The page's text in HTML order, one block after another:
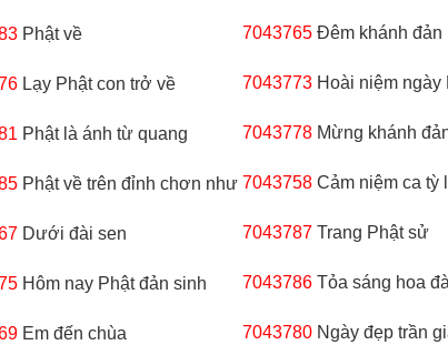
Phật về 7043765Đêm khánh đản
Lạy Phật con trở về 7043773Hoài niệm ngày
Phật là ánh từ quang 7043778Mừng khánh
Phật về trên đỉnh chơn như 7043758 Cảm niệm ca tỳ
Dưới đài sen 7043787 Trang Phật sử
Hôm nay Phật đản sinh 7043786Tỏa sáng hoa
Em đến chùa 7043780Ngày đẹp trần